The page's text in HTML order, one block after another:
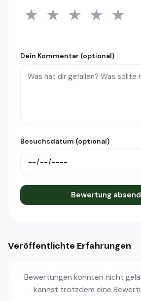
1 Stern
★ 2 Sterne
★ 3 Sterne
★ 4 Sterne
★ 5
★
Dein Kommentar (optional)
Besuchsdatum (optional)
Bewertung
Veröffentlichte Erfahrungen
Bewertungen konnten nicht
kannst trotzdem eine